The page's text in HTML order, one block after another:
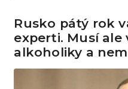
Rusko pátý rok
experti. Musí ale
alkoholiky a